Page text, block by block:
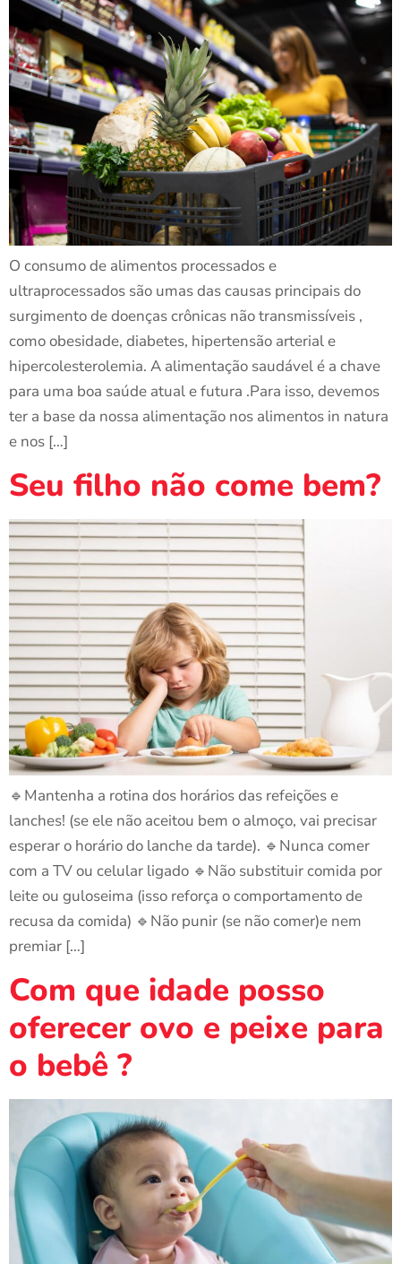
O consumo de alimentos processados e
ultraprocessados são umas das causas principais do
surgimento de doenças crônicas não transmissíveis ,
como obesidade, diabetes, hipertensão arterial e
hipercolesterolemia. A alimentação saudável é a chave
para uma boa saúde atual e futura .Para isso, devemos
ter a base da nossa alimentação nos alimentos in natura
e nos […]
Seu filho não come bem?
🔹Mantenha a rotina dos horários das refeições e
lanches! (se ele não aceitou bem o almoço, vai precisar
esperar o horário do lanche da tarde). 🔹Nunca comer
com a TV ou celular ligado 🔹Não substituir comida por
leite ou guloseima (isso reforça o comportamento de
recusa da comida) 🔹Não punir (se não comer)e nem
premiar […]
Com que idade posso
oferecer ovo e peixe para
o bebê ?